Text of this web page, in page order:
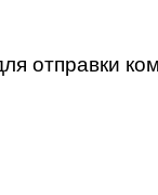
отправки